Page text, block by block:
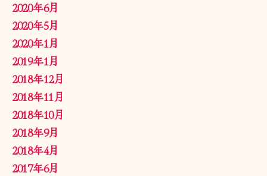
2020年6月
2020年5月
2020年1月
2019年1月
2018年12月
2018年11月
2018年10月
2018年9月
2018年4月
2017年6月